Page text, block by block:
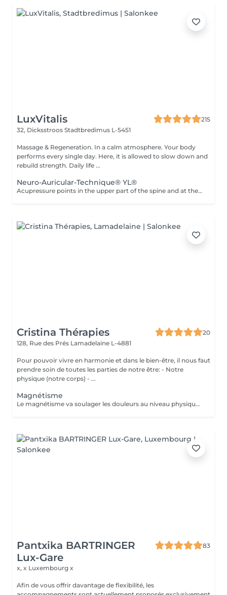
LuxVitalis
215
32, Dicksstroos Stadtbredimus L-5451
Massage & Regeneration. In a calm atmosphere. Your body
performs every single day. Here, it is allowed to slow down and
rebuild strength. Daily life ...
Neuro-Auricular-Technique® YL®
Acupressure points in the upper part of the spine and at the base of the skull are stimulated with coordinated essential oils. It has a direct effect on our nervous system because it is carried out at the central canal of the nerve cords and the entry area into the brain. The oils have a balancing effect on the nerves and activate the parasympathetic nervous system, which is responsible for our regeneration and recovery. The nerve cells of the brain and upper spine become better networked, connected and activated, especially at the locus caeruleus and vagus nerve.
Cristina Thérapies
20
128, Rue des Prés Lamadelaine L-4881
Pour pouvoir vivre en harmonie et dans le bien-être, il nous faut
prendre soin de toutes les parties de notre être: - Notre
physique (notre corps) - ...
Magnétisme
Le magnétisme va soulager les douleurs au niveau physique: fibromyalgie, douleurs musculaires, mal de dos, sciatiques, douleurs au niveau des articulations, arthroses, migraines, problèmes de digestion, cicatrisation (après une opération par exemple) ... Il va agir en tant que coupe feu, sur brûlures physiques ou soulagement lors des séances de chimiothérapie ou radiothérapie... Ainsi que sur l'insomnie, le stress, l'angoisse, la dépression, la fatigue... Attention, les séances de magnétisme peuvent être pratiquées à titre préventif ou en accompagnement des soins médicaux, mais ne peuvent en aucun cas, se substituer aux traitements médicaux. Paiement sur place en espèces.
Pantxika BARTRINGER
Lux-Gare
83
x, x Luxembourg x
Afin de vous offrir davantage de flexibilité, les